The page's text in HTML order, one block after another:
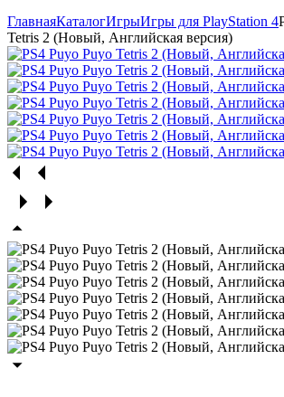
ГлавнаяКаталогИгрыИгры для PlayStation 4
Tetris 2 (Новый, Английская версия)